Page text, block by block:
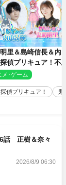
里＆島崎信長＆内
偵プリキュア！不
密』ゲスト声優に
メ･ゲーム
偵プリキュア！ 鬼
6話 正樹＆奈々
2026/8/9 06:30